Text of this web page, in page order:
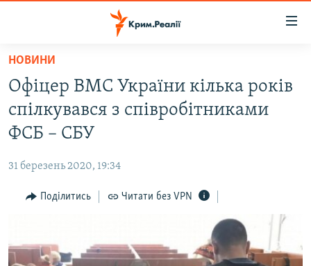
Перейти
основного
матеріалу
Перейти
до
основної
навігації
Перейти
НОВИНИ
ВОДА.КРИМ
ВІДЕО ТА ФОТО
БЛОГИ
ПОГЛЯД
ВСЕ ЗА ДЕНЬ
НОВИНИ
Офіцер ВМС України кілька років
спілкувався з співробітниками
ФСБ – СБУ
31 березень 2020, 19:34
Поділитись Читати без VPN